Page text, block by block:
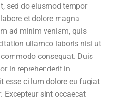
sed do eiusmod tempor
et dolore magna
ad minim veniam, quis
ullamco laboris nisi ut
consequat. Duis
in reprehenderit in
esse cillum dolore eu fugiat
Excepteur sint occaecat